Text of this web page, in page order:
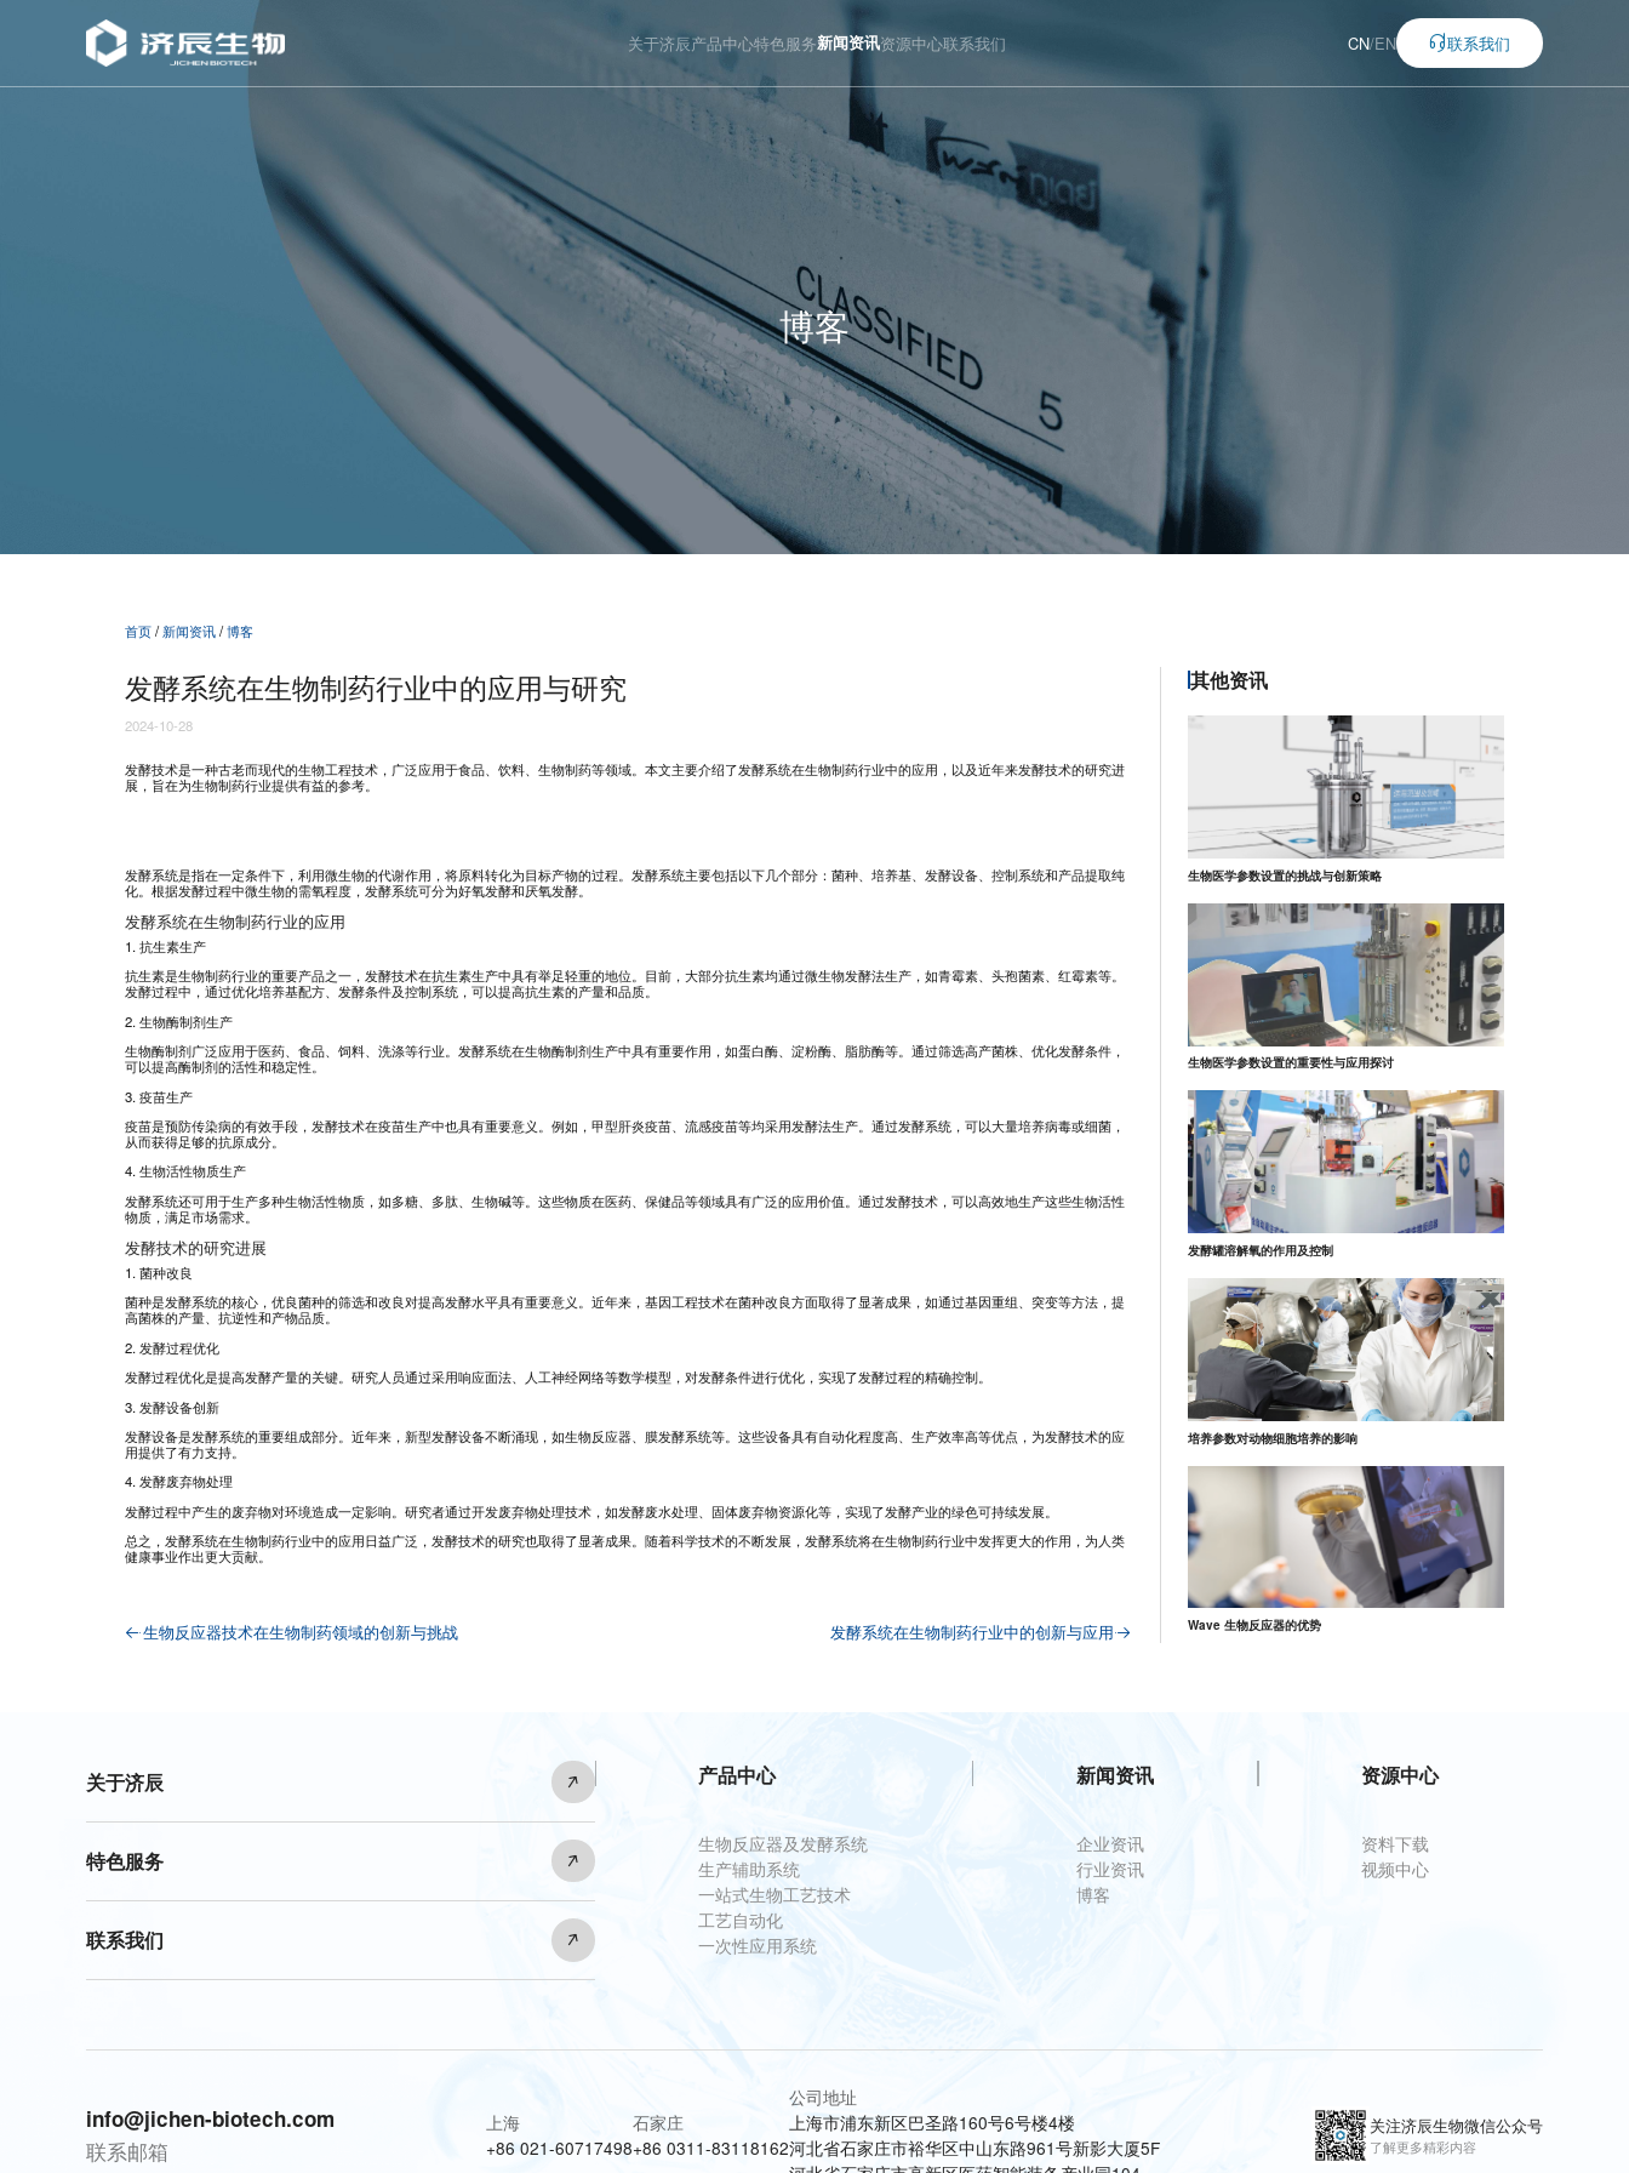
关于济辰产品中心特色服务新闻资讯资源中心联系我们 CN/EN 联系我们
博客
首页/ 新闻资讯/博客
发酵系统在生物制药行业中的应用与研究
2024-10-28
发酵技术是一种古老而现代的生物工程技术，广泛应用于食品、饮料、生物制药等领域。本文主要介绍了发酵系统在生物制药行业中的应用，以及近年来发酵技术的研究进
展，旨在为生物制药行业提供有益的参考。
发酵系统是指在一定条件下，利用微生物的代谢作用，将原料转化为目标产物的过程。发酵系统主要包括以下几个部分：菌种、培养基、发酵设备、控制系统和产品提取纯
化。根据发酵过程中微生物的需氧程度，发酵系统可分为好氧发酵和厌氧发酵。
发酵系统在生物制药行业的应用
1. 抗生素生产
抗生素是生物制药行业的重要产品之一，发酵技术在抗生素生产中具有举足轻重的地位。目前，大部分抗生素均通过微生物发酵法生产，如青霉素、头孢菌素、红霉素等。
发酵过程中，通过优化培养基配方、发酵条件及控制系统，可以提高抗生素的产量和品质。
2. 生物酶制剂生产
生物酶制剂广泛应用于医药、食品、饲料、洗涤等行业。发酵系统在生物酶制剂生产中具有重要作用，如蛋白酶、淀粉酶、脂肪酶等。通过筛选高产菌株、优化发酵条件，
可以提高酶制剂的活性和稳定性。
3. 疫苗生产
疫苗是预防传染病的有效手段，发酵技术在疫苗生产中也具有重要意义。例如，甲型肝炎疫苗、流感疫苗等均采用发酵法生产。通过发酵系统，可以大量培养病毒或细菌，
从而获得足够的抗原成分。
4. 生物活性物质生产
发酵系统还可用于生产多种生物活性物质，如多糖、多肽、生物碱等。这些物质在医药、保健品等领域具有广泛的应用价值。通过发酵技术，可以高效地生产这些生物活性
物质，满足市场需求。
发酵技术的研究进展
1. 菌种改良
菌种是发酵系统的核心，优良菌种的筛选和改良对提高发酵水平具有重要意义。近年来，基因工程技术在菌种改良方面取得了显著成果，如通过基因重组、突变等方法，提
高菌株的产量、抗逆性和产物品质。
2. 发酵过程优化
发酵过程优化是提高发酵产量的关键。研究人员通过采用响应面法、人工神经网络等数学模型，对发酵条件进行优化，实现了发酵过程的精确控制。
3. 发酵设备创新
发酵设备是发酵系统的重要组成部分。近年来，新型发酵设备不断涌现，如生物反应器、膜发酵系统等。这些设备具有自动化程度高、生产效率高等优点，为发酵技术的应
用提供了有力支持。
4. 发酵废弃物处理
发酵过程中产生的废弃物对环境造成一定影响。研究者通过开发废弃物处理技术，如发酵废水处理、固体废弃物资源化等，实现了发酵产业的绿色可持续发展。
总之，发酵系统在生物制药行业中的应用日益广泛，发酵技术的研究也取得了显著成果。随着科学技术的不断发展，发酵系统将在生物制药行业中发挥更大的作用，为人类
健康事业作出更大贡献。
生物反应器技术在生物制药领域的创新与挑战 发酵系统在生物制药行业中的创新与应用
其他资讯
生物医学参数设置的挑战与创新策略
生物医学参数设置的重要性与应用探讨
发酵罐溶解氧的作用及控制
培养参数对动物细胞培养的影响
Wave 生物反应器的优势
关于济辰
特色服务
联系我们
产品中心
生物反应器及发酵系统
生产辅助系统
一站式生物工艺技术
工艺自动化
一次性应用系统
新闻资讯
企业资讯
行业资讯
博客
资源中心
资料下载
视频中心
info@jichen-biotech.com
联系邮箱
上海
+86 021-60717498
石家庄
+86 0311-83118162
公司地址
上海市浦东新区巴圣路160号6号楼4楼
河北省石家庄市裕华区中山东路961号新影大厦5F
关注济辰生物微信公众号
了解更多精彩内容